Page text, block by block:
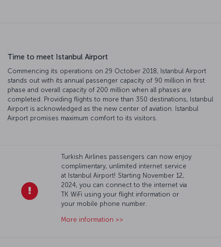
Time to meet Istanbul Airport
Commencing its operations on 29 October 2018, Istanbul Airport
stands out with its annual passenger capacity of 90 million in first
phase and overall capacity of 200 million when all phases are
completed. Providing flights to more than 350 destinations, Istanbul
Airport is acknowledged as the new center of aviation. Istanbul
Airport promises maximum comfort to its visitors.
Turkish Airlines passengers can now enjoy
complimentary, unlimited internet service
at Istanbul Airport! Starting November 12,
2024, you can connect to the internet via
TK WiFi using your flight information or
your mobile phone number.
More information >>